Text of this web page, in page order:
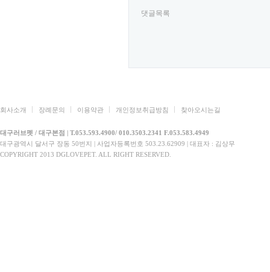
댓글목록
회사소개 장례문의 이용약관 개인정보취급방침 찾아오시는길
대구러브펫 / 대구본점 | T.053.593.4900/ 010.3503.2341 F.053.583.4949
대구광역시 달서구 장동 50번지 | 사업자등록번호 503.23.62909 | 대표자 : 김상무
COPYRIGHT 2013 DGLOVEPET. ALL RIGHT RESERVED.